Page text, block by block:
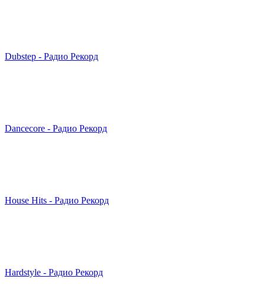
Dubstep - Радио Рекорд
Dancecore - Радио Рекорд
House Hits - Радио Рекорд
Hardstyle - Радио Рекорд